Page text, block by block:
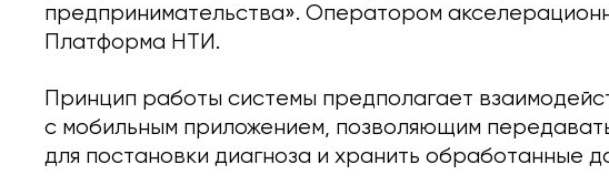
предпринимательства». Оператором
Платформа НТИ.
Принцип работы системы предполагает
с мобильным приложением, позволяющим
для постановки диагноза и хранить обработанные